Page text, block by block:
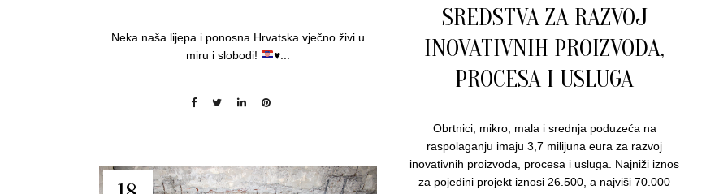
Neka naša lijepa i ponosna Hrvatska vječno živi u
miru i slobodi!
♥️
SREDSTVA ZA RAZVOJ
INOVATIVNIH PROIZVODA,
PROCESA I USLUGA
Obrtnici, mikro, mala i srednja poduzeća na
raspolaganju imaju 3,7 milijuna eura za razvoj
inovativnih proizvoda, procesa i usluga. Najniži iznos
za pojedini projekt iznosi 26.500, a najviši 70.000